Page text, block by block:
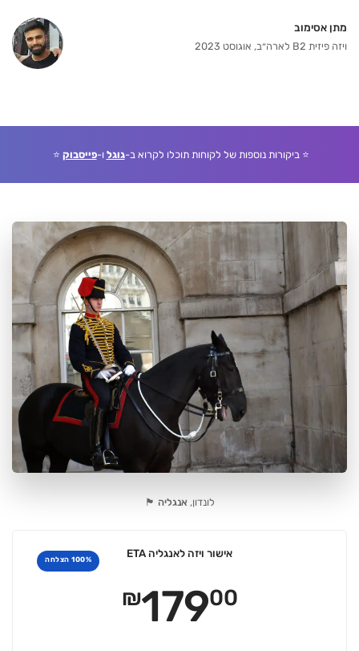
מתן אסימוב
ויזה פיזית B2 לארה״ב, אוגוסט 2023
⭐ ביקורות נוספות של לקוחות תוכלו לקרוא ב-גוגל ו-פייסבוק ⭐
לונדון, אנגליה 🏴󠁧󠁢󠁥󠁮󠁧󠁿
100% הצלחה
אישור ויזה לאנגליה ETA
₪17900